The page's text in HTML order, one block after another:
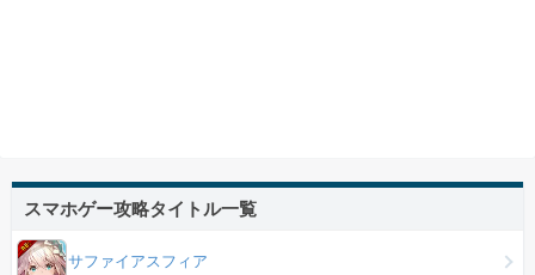
スマホゲー攻略タイトル一覧
サファイアスフィア